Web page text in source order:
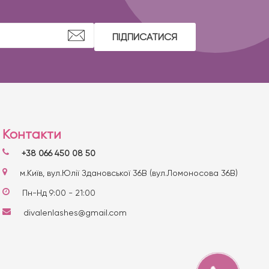
ПІДПИСАТИСЯ
Контакти
+38 066 450 08 50
м.Київ, вул.Юлії Здановської 36В (вул.Ломоносова 36В)
Пн-Нд 9:00 - 21:00
divalenlashes@gmail.com